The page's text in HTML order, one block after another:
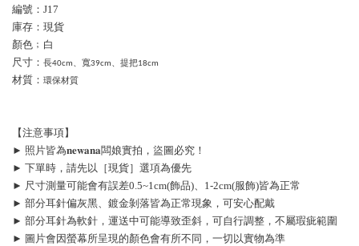
編號：J17
庫存：現貨
顏色﹔白
尺寸： 長40cm、寬39cm、提把18cm
材質： 環保材質
【注意事項】
► 照片皆為𝐧𝐞𝐰𝐚𝐧𝐚闆娘實拍，盜圖必究！
► 下單時，請先以［現貨］選項為優先
► 尺寸測量可能會有誤差0.5~1cm(飾品)、1-2cm(服飾)皆為正常
► 部分耳針偏灰黑、鍍金剝落皆為正常現象，可安心配戴
► 部分耳針為軟針，運送中可能導致歪斜，可自行調整，不屬瑕疵範圍
► 圖片會因螢幕所呈現的顏色會有所不同，一切以實物為準